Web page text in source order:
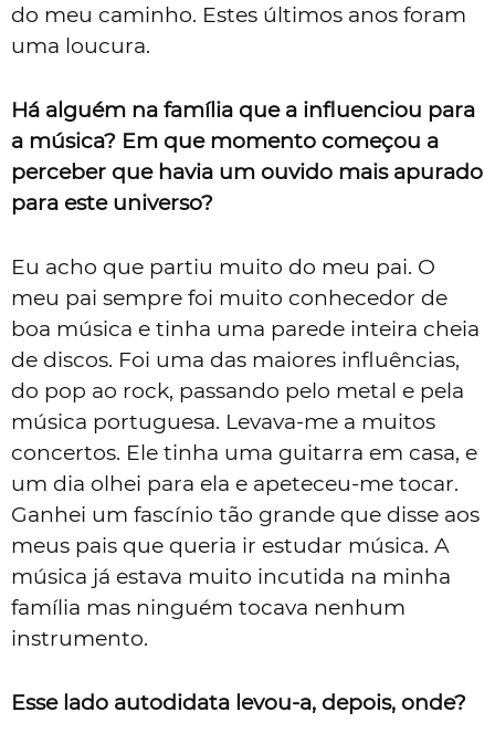
do meu caminho. Estes últimos anos foram
uma loucura.
Há alguém na família que a influenciou para
a música? Em que momento começou a
perceber que havia um ouvido mais apurado
para este universo?
Eu acho que partiu muito do meu pai. O
meu pai sempre foi muito conhecedor de
boa música e tinha uma parede inteira cheia
de discos. Foi uma das maiores influências,
do pop ao rock, passando pelo metal e pela
música portuguesa. Levava-me a muitos
concertos. Ele tinha uma guitarra em casa, e
um dia olhei para ela e apeteceu-me tocar.
Ganhei um fascínio tão grande que disse aos
meus pais que queria ir estudar música. A
música já estava muito incutida na minha
família mas ninguém tocava nenhum
instrumento.
Esse lado autodidata levou-a, depois, onde?